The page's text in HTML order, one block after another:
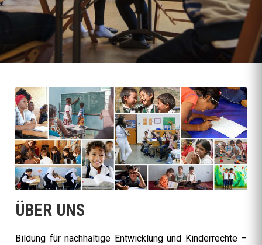
ÜBER UNS
Bildung für nachhaltige Entwicklung und Kinderrechte –